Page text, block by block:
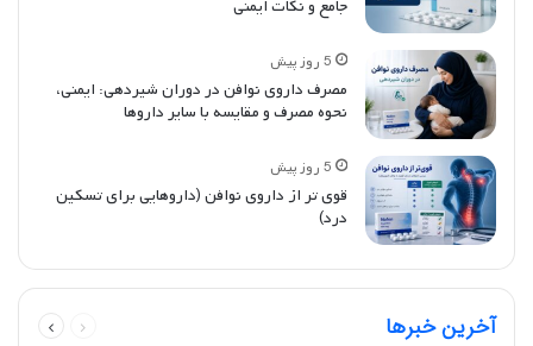
جامع و نکات ایمنی
5 روز پیش
مصرف داروی نوافن در دوران شیردهی: ایمنی،
نحوه مصرف و مقایسه با سایر داروها
5 روز پیش
قوی تر از داروی نوافن (داروهایی برای تسکین
درد)
آخرین خبرها صفحهصفحه